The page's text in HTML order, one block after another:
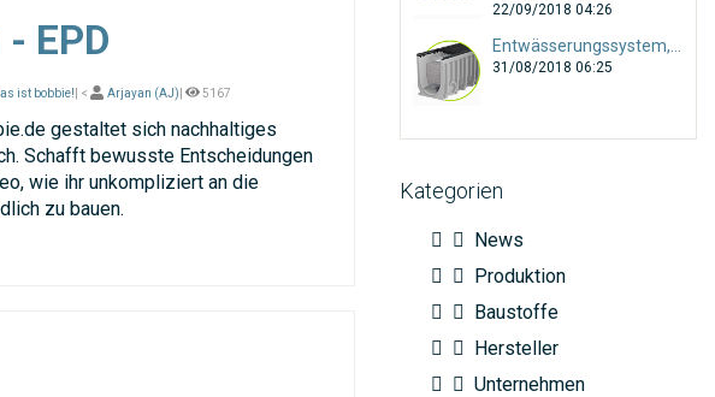
EPD
ist bobbie! | < Arjayan (AJ) 5167
gestaltet sich nachhaltiges
Schafft bewusste Entscheidungen
wie ihr unkompliziert an die
zu bauen.
22/09/2018 04:26
31/08/2018 06:25
Kategorien
News
Produktion
Baustoffe
Hersteller
Unternehmen